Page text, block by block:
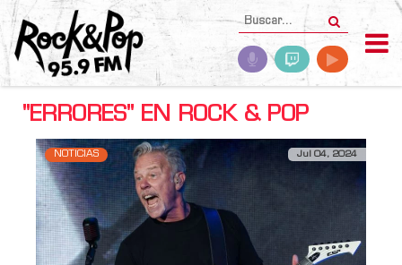
"ERRORES" EN ROCK & POP
NOTICIAS Jul 04, 2024